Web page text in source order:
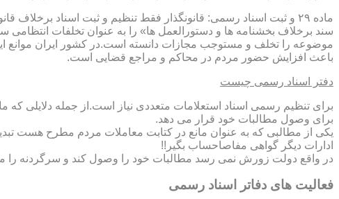
سند برخلاف بخشنامه ها و دستورالعمل ها» را به عنوان تخلفات
موضوعه را تخلف و مستوجب مجازات دانسته است.در کشور ایران
باعث افزایش حضور مردم در محاکم و مراجع قضایی است.
دفتر اسناد رسمی چیست
برای تنظیم رسمی اسناد استعلامات متعددی نیاز است.از جمله دلایلی
برای وصول مطالبات خود قرار می دهد.
یکی از مطالبی که به عنوان مانع در کتابت معاملات مردم مطرح هست
ادارات دیگر گواهی مفاصاحساب بگیر!!
در واقع دولت زورش نمی رسد مطالبات خود را وصول کند و سرگردنه را
فعالیت های دفاتر اسناد رسمی